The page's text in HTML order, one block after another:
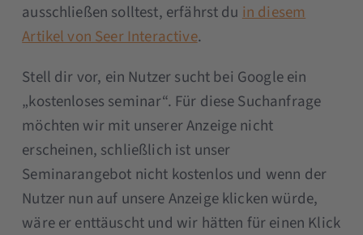
ausschließen solltest, erfährst du in diesem
Artikel von Seer Interactive.
Stell dir vor, ein Nutzer sucht bei Google ein
„kostenloses seminar“. Für diese Suchanfrage
möchten wir mit unserer Anzeige nicht
erscheinen, schließlich ist unser
Seminarangebot nicht kostenlos und wenn der
Nutzer nun auf unsere Anzeige klicken würde,
wäre er enttäuscht und wir hätten für einen Klick